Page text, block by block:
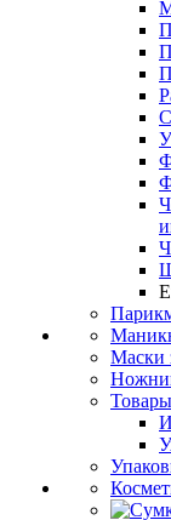
Маски